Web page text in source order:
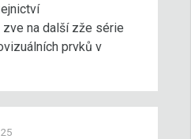
zve na další zže série
prvků v